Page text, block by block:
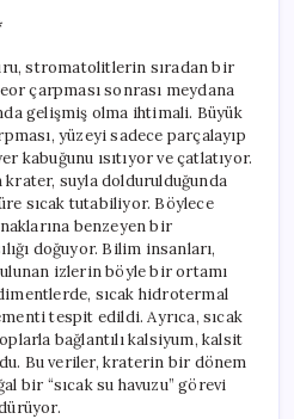
stromatolitlerin sıradan bir
çarpması sonrası meydana
gelişmiş olma ihtimali. Büyük
yüzeyi sadece parçalayıp
kabuğunu ısıtıyor ve çatlatıyor.
krater, suyla doldurulduğunda
sıcak tutabiliyor. Böylece
benzeyen bir
doğuyor. Bilim insanları,
izlerin böyle bir ortamı
sıcak hidrotermal
tespit edildi. Ayrıca, sıcak
bağlantılı kalsiyum, kalsit
Bu veriler, kraterin bir dönem
bir “sıcak su havuzu” görevi